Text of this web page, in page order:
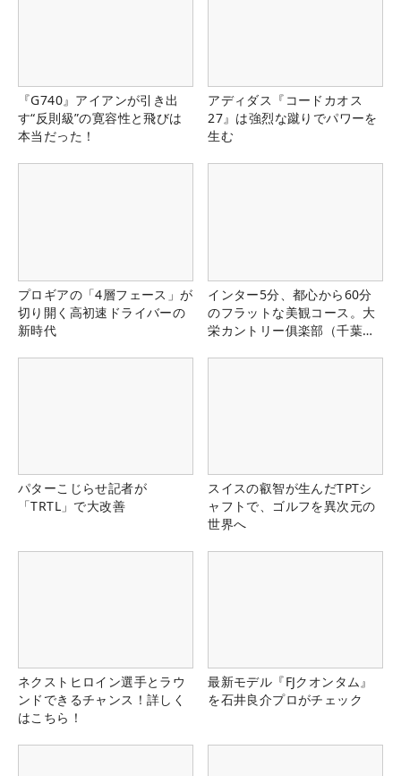
『G740』アイアンが引き出
す“反則級”の寛容性と飛びは
本当だった！
アディダス『コードカオス
27』は強烈な蹴りでパワーを
生む
プロギアの「4層フェース」が
切り開く高初速ドライバーの
新時代
インター5分、都心から60分
のフラットな美観コース。大
栄カントリー俱楽部（千葉
パターこじらせ記者が
「TRTL」で大改善
スイスの叡智が生んだTPTシ
ャフトで、ゴルフを異次元の
世界へ
ネクストヒロイン選手とラウ
ンドできるチャンス！詳しく
はこちら！
最新モデル『FJクオンタム』
を石井良介プロがチェック